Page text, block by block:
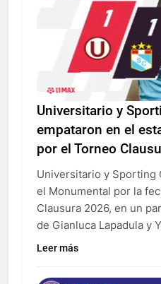
Universitario y
empataron en el
por el Torneo
Universitario y Sporting
el Monumental por la
Clausura 2026, en un
de Gianluca Lapadula y
Leer más